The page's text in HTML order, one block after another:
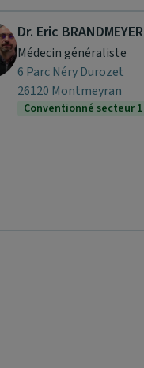
Dr. Eric BRANDMEYER
Médecin généraliste
6 Parc Néry Durozet
26120 Montmeyran
Conventionné secteur 1